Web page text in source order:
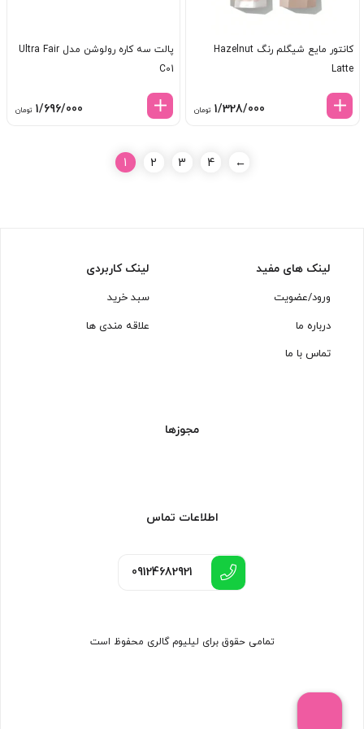
کانتور مایع شیگلم رنگ Hazelnut
Latte
1/328/000 تومان
پالت سه کاره رولوشن مدل Ultra Fair
C01
1/696/000 تومان
1 2 3 4 ←
لینک های مفید
ورود/عضویت
درباره ما
تماس با ما
لینک کاربردی
سبد خرید
علاقه مندی ها
مجوزها
اطلاعات تماس
09124682921
تمامی حقوق برای لیلیوم گالری محفوظ است